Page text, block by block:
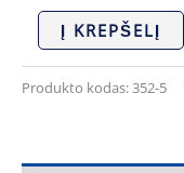
Į KREPŠELĮ
Produkto kodas: 352-5